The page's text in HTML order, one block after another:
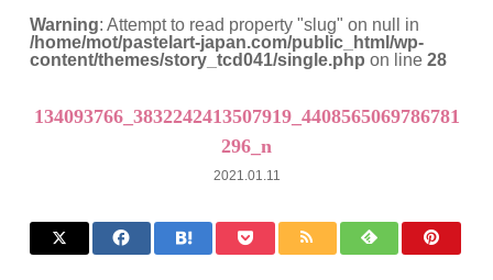
Warning: Attempt to read property "slug" on null in
/home/mot/pastelart-japan.com/public_html/wp-
content/themes/story_tcd041/single.php on line28
134093766_3832242413507919_4408565069786781
296_n
2021.01.11